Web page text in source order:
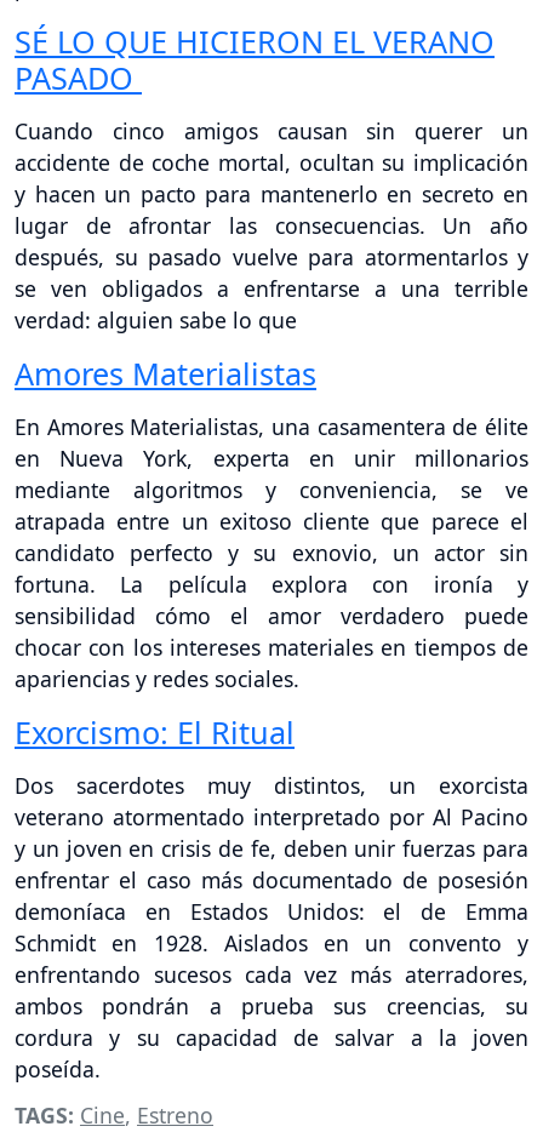
SÉ LO QUE HICIERON EL VERANO
PASADO
Cuando cinco amigos causan sin querer un
accidente de coche mortal, ocultan su implicación
y hacen un pacto para mantenerlo en secreto en
lugar de afrontar las consecuencias. Un año
después, su pasado vuelve para atormentarlos y
se ven obligados a enfrentarse a una terrible
verdad: alguien sabe lo que
Amores Materialistas
En Amores Materialistas, una casamentera de élite
en Nueva York, experta en unir millonarios
mediante algoritmos y conveniencia, se ve
atrapada entre un exitoso cliente que parece el
candidato perfecto y su exnovio, un actor sin
fortuna. La película explora con ironía y
sensibilidad cómo el amor verdadero puede
chocar con los intereses materiales en tiempos de
apariencias y redes sociales.
Exorcismo: El Ritual
Dos sacerdotes muy distintos, un exorcista
veterano atormentado interpretado por Al Pacino
y un joven en crisis de fe, deben unir fuerzas para
enfrentar el caso más documentado de posesión
demoníaca en Estados Unidos: el de Emma
Schmidt en 1928. Aislados en un convento y
enfrentando sucesos cada vez más aterradores,
ambos pondrán a prueba sus creencias, su
cordura y su capacidad de salvar a la joven
poseída.
TAGS: Cine, Estreno